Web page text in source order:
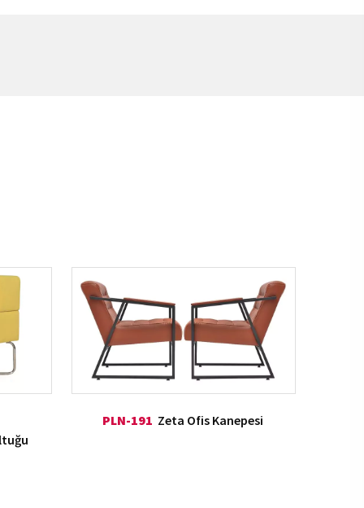
PLN-191 Zeta Ofis Kanepesi